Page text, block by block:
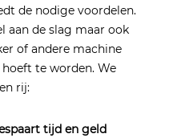
de nodige voordelen.
aan de slag maar ook
of andere machine
te worden. We
rij:
tijd en geld